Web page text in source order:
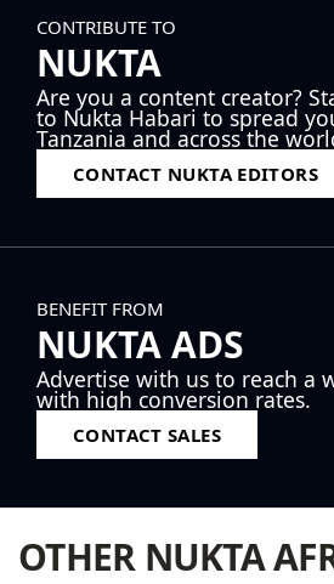
CONTRIBUTE TO
NUKTA
Are you a content creator?
to Nukta Habari to spread
Tanzania and across the
CONTACT NUKTA EDITORS
BENEFIT FROM
NUKTA ADS
Advertise with us to reach a
with high conversion rates.
CONTACT SALES
OTHER NUKTA